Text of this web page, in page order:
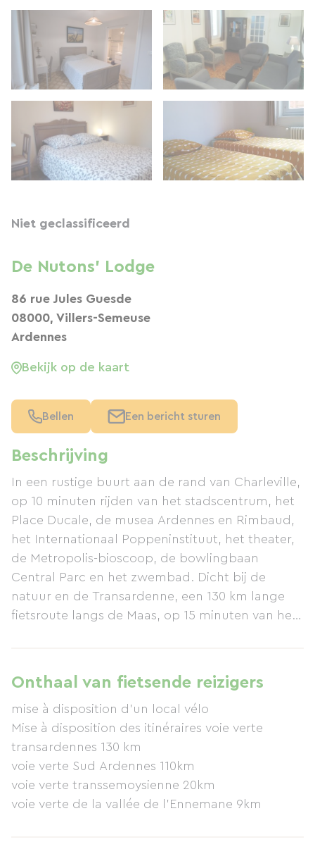
Beschrijving
In een rustige buurt aan de rand van Charleville,
op 10 minuten rijden van het stadscentrum, het
Place Ducale, de musea Ardennes en Rimbaud,
het Internationaal Poppeninstituut, het theater,
de Metropolis-bioscoop, de bowlingbaan
Central Parc en het zwembad. Dicht bij de
natuur en de Transardenne, een 130 km lange
fietsroute langs de Maas, op 15 minuten van het
fietsenstalling beschikbaar.
Onthaal van fietsende reizigers
mise à disposition d'un local vélo
Mise à disposition des itinéraires voie verte
transardennes 130 km
voie verte Sud Ardennes 110km
voie verte transsemoysienne 20km
voie verte de la vallée de l'Ennemane 9km
Niet geclassificeerd
De Nutons' Lodge
86 rue Jules Guesde
08000, Villers-Semeuse
Ardennes
Bekijk op de kaart
Bellen Een bericht sturen